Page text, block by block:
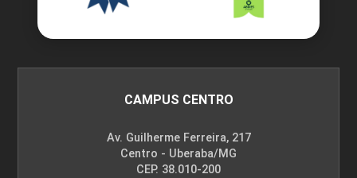
CAMPUS CENTRO
Av. Guilherme Ferreira, 217
Centro - Uberaba/MG
CEP. 38.010-200